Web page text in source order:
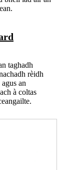
taghadh
rèidh
an
à coltas